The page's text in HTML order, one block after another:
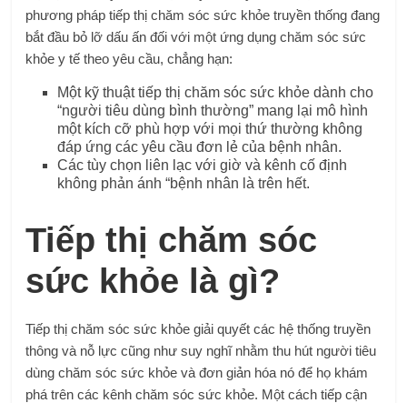
phương pháp tiếp thị chăm sóc sức khỏe truyền thống đang
bắt đầu bỏ lỡ dấu ấn đối với một ứng dụng chăm sóc sức
khỏe y tế theo yêu cầu, chẳng hạn:
Một kỹ thuật tiếp thị chăm sóc sức khỏe dành cho
“người tiêu dùng bình thường” mang lại mô hình
một kích cỡ phù hợp với mọi thứ thường không
đáp ứng các yêu cầu đơn lẻ của bệnh nhân.
Các tùy chọn liên lạc với giờ và kênh cố định
không phản ánh “bệnh nhân là trên hết.
Tiếp thị chăm sóc
sức khỏe là gì?
Tiếp thị chăm sóc sức khỏe giải quyết các hệ thống truyền
thông và nỗ lực cũng như suy nghĩ nhằm thu hút người tiêu
dùng chăm sóc sức khỏe và đơn giản hóa nó để họ khám
phá trên các kênh chăm sóc sức khỏe. Một cách tiếp cận